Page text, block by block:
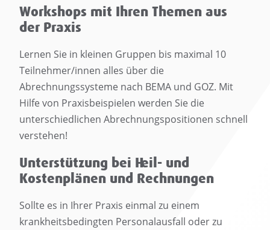
Workshops mit Ihren Themen aus
der Praxis
Lernen Sie in kleinen Gruppen bis maximal 10
Teilnehmer/innen alles über die
Abrechnungssysteme nach BEMA und GOZ. Mit
Hilfe von Praxisbeispielen werden Sie die
unterschiedlichen Abrechnungspositionen schnell
verstehen!
Unterstützung bei Heil- und
Kostenplänen und Rechnungen
Sollte es in Ihrer Praxis einmal zu einem
krankheitsbedingten Personalausfall oder zu